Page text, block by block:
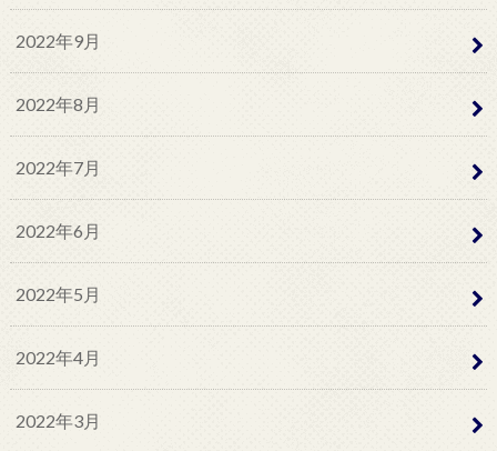
2022年9月
2022年8月
2022年7月
2022年6月
2022年5月
2022年4月
2022年3月